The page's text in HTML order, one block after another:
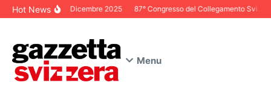
Salta al contenuto
Hot News
Editoriale Dicembre 2025 87° Congresso del Collegamento
Menu